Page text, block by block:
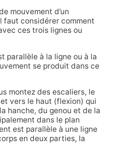
mouvement d’un
faut considérer comment
ces trois lignes ou
parallèle à la ligne ou à la
se produit dans ce
montez des escaliers, le
vers le haut (flexion) qui
hanche, du genou et de la
dans le plan
est parallèle à une ligne
en deux parties, la